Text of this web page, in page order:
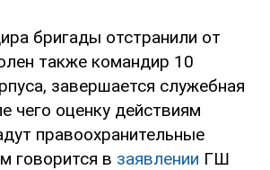
бригады отстранили от
также командир 10
завершается служебная
чего оценку действиям
правоохранительные
говорится в заявлении ГШ